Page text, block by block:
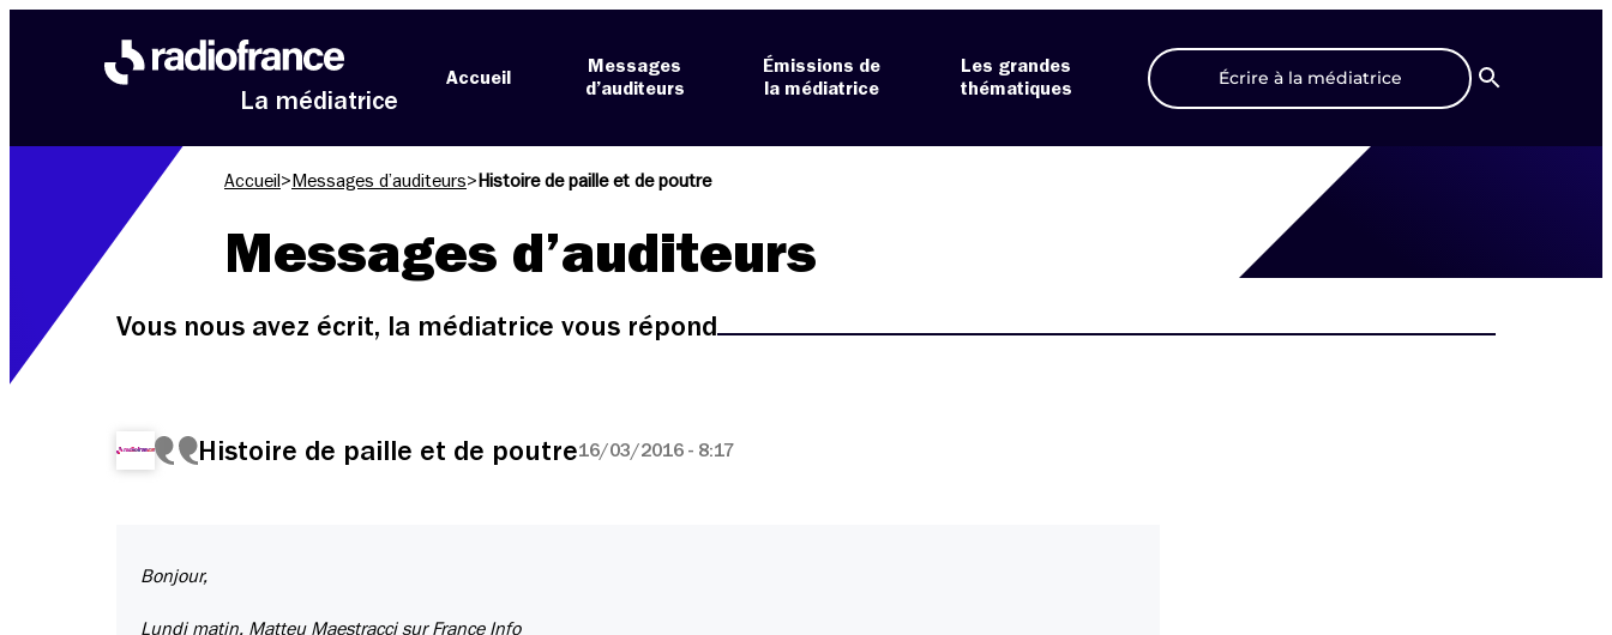
La médiatrice
Accueil
Messages
d’auditeurs
Émissions de
la médiatrice
Les grandes
thématiques
Écrire à la médiatrice
Recherche
Accueil > Messages d’auditeurs> Histoire de paille et de poutre
Messages d’auditeurs
Vous nous avez écrit, la médiatrice vous répond
Histoire de paille et de poutre16/03/2016 - 8:17
Bonjour,
Lundi matin, Matteu Maestracci sur France Info